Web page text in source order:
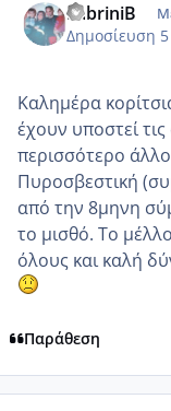
LabriniB
Δημοσίευση
Καλημέρα
έχουν υποστεί τις
περισσότερο
Πυροσβεστική
από την 8μηνη
το μισθό. Το
όλους και καλή
Παράθεση